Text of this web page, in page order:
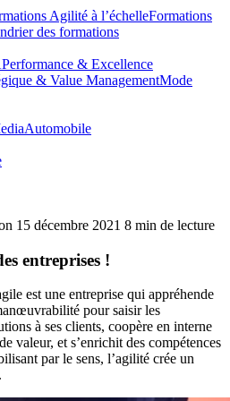
Agilité à l’échelleFormations
des formations
Performance & Excellence
& Value ManagementMode
Automobile
15 décembre 2021 8 min de lecture
entreprises !
est une entreprise qui appréhende
pour saisir les
à ses clients, coopère en interne
valeur, et s’enrichit des compétences
par le sens, l’agilité crée un